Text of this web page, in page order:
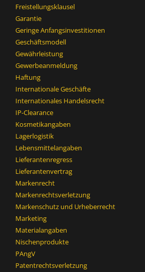
Freistellungsklausel
Garantie
Geringe Anfangsinvestitionen
Geschäftsmodell
Gewährleistung
Gewerbeanmeldung
Haftung
Internationale Geschäfte
Internationales Handelsrecht
IP-Clearance
Kosmetikangaben
Lagerlogistik
Lebensmittelangaben
Lieferantenregress
Lieferantenvertrag
Markenrecht
Markenrechtsverletzung
Markenschutz und Urheberrecht
Marketing
Materialangaben
Nischenprodukte
PAngV
Patentrechtsverletzung